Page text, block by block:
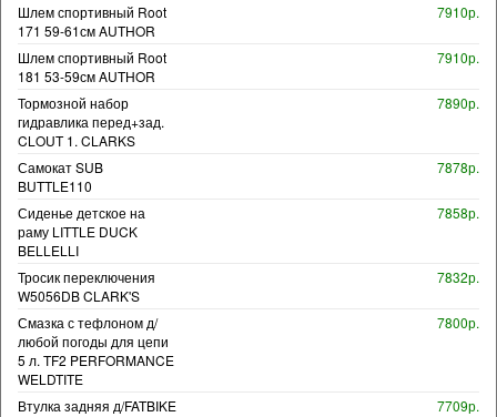
Шлем спортивный Root
171 59-61см AUTHOR
7910р.
Шлем спортивный Root
181 53-59см AUTHOR
7910р.
Тормозной набор
гидравлика перед+зад.
CLOUT 1. CLARKS
7890р.
Самокат SUB
BUTTLE110
7878р.
Сиденье детское на
раму LITTLE DUCK
BELLELLI
7858р.
Тросик переключения
W5056DB CLARK'S
7832р.
Смазка с тефлоном д/
любой погоды для цепи
5 л. TF2 PERFORMANCE
WELDTITE
7800р.
Втулка задняя д/FATBIKE
7709р.